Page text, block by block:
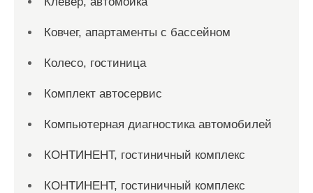
Ковчег, апартаменты с бассейном
Колесо, гостиница
Комплект автосервис
Компьютерная диагностика автомобилей
КОНТИНЕНТ, гостиничный комплекс
КОНТИНЕНТ, гостиничный комплекс